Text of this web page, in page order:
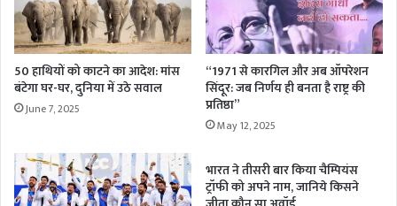
50 हाथियों को काटने का आदेश: मांस
बंटेगा घर-घर, दुनिया में उठे सवाल
June 7, 2025
“1971 से कारगिल और अब ऑपरेशन
सिंदूर: जब निर्णय ही बनता है राष्ट्र की
प्रतिष्ठा”
May 12, 2025
भारत ने तीसरी बार किया चैम्पियंस
ट्रॉफी को अपने नाम, जानिये किसने